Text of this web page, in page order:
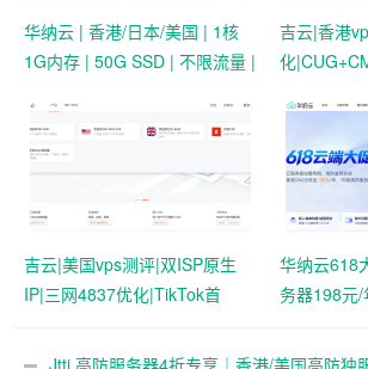
华纳云 | 香港/日本/美国 | 1核
1G内存 | 50G SSD | 不限流量 |
吉云|香港
化
吉云|美国vps测评|双ISP原生
IP|三网4837优化|TikTok首
华纳云618
务器198元